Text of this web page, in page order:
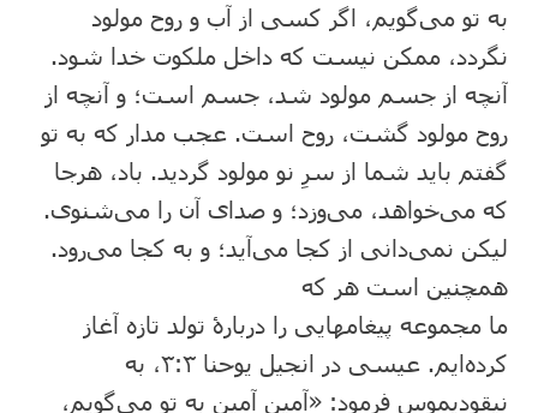
به تو می‌گویم، اگر کسی از آب و روح مولود
نگردد، ممکن نیست که داخل ملکوت خدا شود.
آنچه از جسم مولود شد، جسم است؛ و آنچه از
روح مولود گشت، روح است. عجب مدار که به تو
گفتم باید شما از سرِ نو مولود گردید. باد، هرجا
که می‌خواهد، می‌وزد؛ و صدای آن را می‌شنوی.
لیکن نمی‌دانی از کجا می‌آید؛ و به کجا می‌رود.
همچنین است هر که
ما مجموعه پیغامهایی را دربارۀ تولد تازه آغاز
کرده‌ایم. عیسی در انجیل یوحنا ۳:۳، به
نیقودیموس فرمود: «آمین آمین به تو می‌گویم،